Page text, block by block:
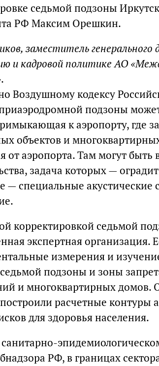
седьмой подзоны
РФ Максим Орешкин.
заместитель
и кадровой политике АО
.
Воздушному кодексу
подзоны
к аэропорту, где
объектов и
от аэропорта. Там могут
задача которых —
— специальные акустические
корректировкой седьмой
экспертная организация.
измерения и
подзоны и зоны
и многоквартирных домов.
расчетные контуры
для здоровья населения.
санитарно-
РФ, в границах